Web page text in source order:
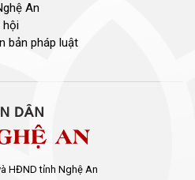
An
hội
bản pháp luật
HĐND tỉnh Nghệ An